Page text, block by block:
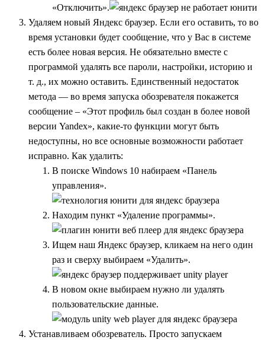
«Отключить».
Удаляем новый Яндекс браузер. Если его оставить, то во
время установки будет сообщение, что у Вас в системе
есть более новая версия. Не обязательно вместе с
программой удалять все пароли, настройки, историю и
т. д., их можно оставить. Единственный недостаток
метода — во время запуска обозревателя покажется
сообщение – «Этот профиль был создан в более новой
версии Yandex», какие-то функции могут быть
недоступны, но все основные возможности работает
исправно. Как удалить:
В поиске Windows 10 набираем «Панель
управления».
Находим пункт «Удаление программы».
Ищем наш Яндекс браузер, кликаем на него один
раз и сверху выбираем «Удалить».
В новом окне выбираем нужно ли удалять
пользовательские данные.
Устанавливаем обозреватель. Просто запускаем